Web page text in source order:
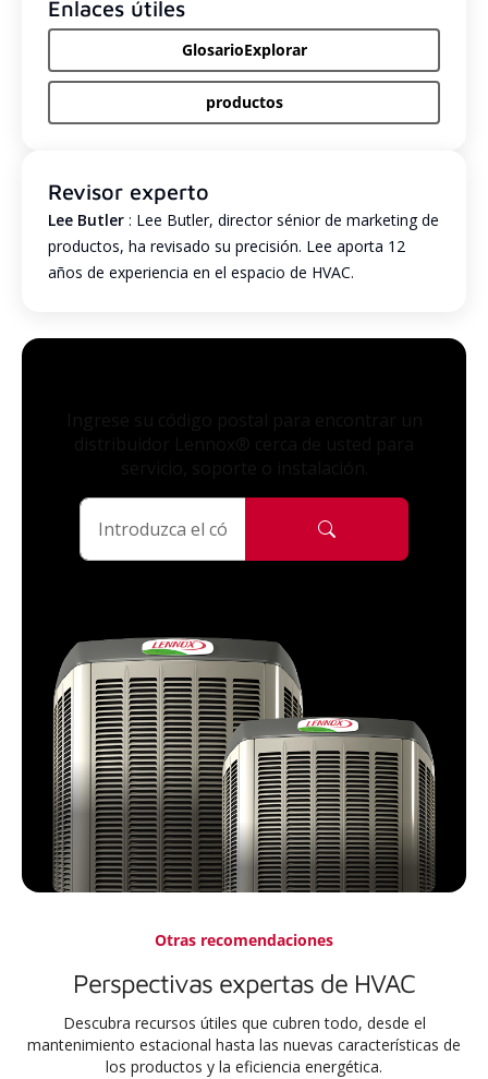
Enlaces útiles
GlosarioExplorar
productos
Revisor experto
Lee Butler : Lee Butler, director sénior de marketing de
productos, ha revisado su precisión. Lee aporta 12
años de experiencia en el espacio de HVAC.
Otras recomendaciones
Perspectivas expertas de HVAC
Descubra recursos útiles que cubren todo, desde el
mantenimiento estacional hasta las nuevas características de
los productos y la eficiencia energética.